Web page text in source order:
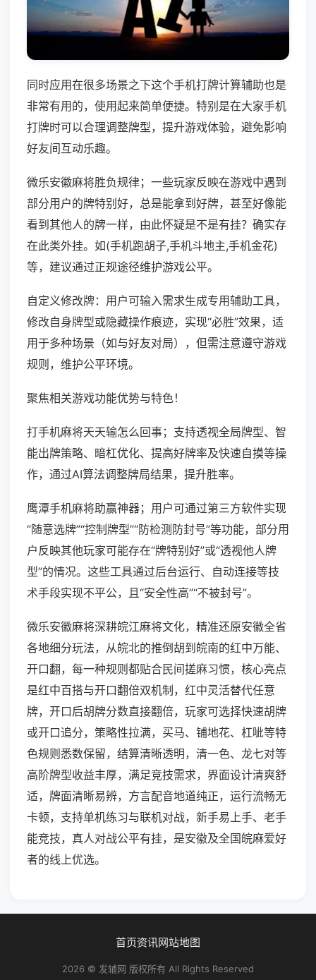
同时应用在很多场景之下这个手机打牌计算辅助也是
非常有用的，使用起来简单便捷。特别是在大家手机
打牌时可以合理调整牌型，提升游戏体验，避免影响
好友间互动乐趣。
微乐安徽麻将胜负规律；一些玩家反映在游戏中遇到
部分用户的牌特别好，总是能拿到好牌，甚至好像能
看到其他人的牌一样，由此怀疑是不是有挂？确实存
在此类外挂。如(手机跑胡子,手机斗地主,手机金花)
等，建议通过正规途径维护游戏公平。
自定义修改牌：用户可输入需求生成专用辅助工具，
修改自身牌型或隐藏操作痕迹，实现“必胜”效果，适
用于多种场景（如与好友对局），但需注意遵守游戏
规则，维护公平环境。
聚焦相关游戏功能优势与特色！
打手机麻将天天输怎么回事；支持透视全局牌型、智
能出牌策略、暗杠优化、提高好牌率及快速自摸等操
作，通过AI算法调整牌局结果，提升胜率。
鹰潭手机麻将助赢神器；用户可通过第三方软件实现
“随意选牌”“控制牌型”“防检测防封号”等功能，部分用
户反映其他玩家可能存在“牌特别好”或“透视他人牌
型”的情况。这些工具通过后台运行、自动连接等技
术手段实现不平公，且“安全性高”“不被封号”。
微乐安徽麻将深耕皖江麻将文化，精准还原安徽全省
各地细分玩法，从皖北的推倒胡到皖南的红中万能、
开口翻，每一种规则都贴合民间搓麻习惯，核心亮点
是红中百搭与开口翻倍双机制，红中灵活替代任意
牌，开口后胡牌分数直接翻倍，玩家可选择快速胡牌
或开口追分，策略性拉满，买马、铺地花、杠呲等特
色规则悉数保留，结算清晰透明，清一色、龙七对等
高阶牌型收益丰厚，满足竞技需求，界面设计清爽舒
适，牌面清晰易辨，方言配音地道纯正，运行流畅无
卡顿，支持单机练习与联机对战，新手易上手、老手
能竞技，真人对战公平有挂，是安徽及全国皖麻爱好
者的线上优选。
首页资讯网站地图
2026 © 发辅网 版权所有 All Rights Reserved